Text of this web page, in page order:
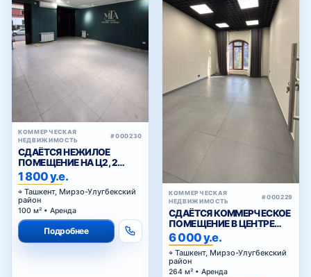
КОММЕРЧЕСКАЯ
НЕДВИЖИМОСТЬ
#000230
СДАЁТСЯ НЕЖИЛОЕ
ПОМЕЩЕНИЕ НА Ц2, 2
ЛИНИЯ ВДОЛЬ ДОРОГИ
1 800 у.е.
Ташкент, Мирзо-Улугбекский
район
100 м² • Аренда
Подробнее
КОММЕРЧЕСКАЯ
НЕДВИЖИМОСТЬ
#000229
СДАЁТСЯ КОММЕРЧЕСКОЕ
ПОМЕЩЕНИЕ В ЦЕНТРЕ
ГОРОДА НА ПЕРВОЙ
ЛИНИИ
6 000 у.е.
Ташкент, Мирзо-Улугбекский
район
264 м² • Аренда